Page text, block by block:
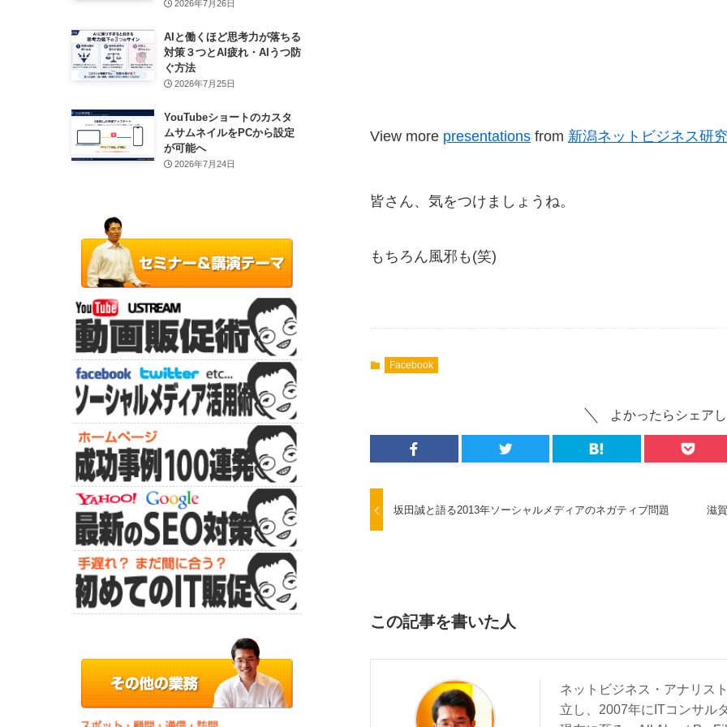
View more presentations from 新潟ネットビジネス研
皆さん、気をつけましょうね。
もちろん風邪も(笑)
Facebook
よかったらシェア
坂田誠と語る2013年ソーシャルメディアのネガティブ問題 滋
この記事を書いた人
ネットビジネス・アナリス
立し、2007年にITコンサル
2026年7月26日
AIと働くほど思考力が落ちる
対策３つとAI疲れ・AIうつ防
ぐ方法
2026年7月25日
YouTubeショートのカスタ
ムサムネイルをPCから設定
が可能へ
2026年7月24日